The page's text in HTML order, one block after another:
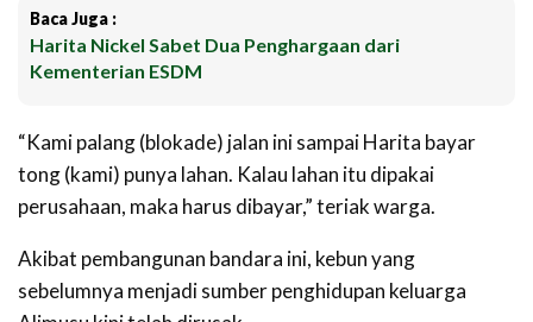
Baca Juga :
Harita Nickel Sabet Dua Penghargaan dari
Kementerian ESDM
“Kami palang (blokade) jalan ini sampai Harita bayar
tong (kami) punya lahan. Kalau lahan itu dipakai
perusahaan, maka harus dibayar,” teriak warga.
Akibat pembangunan bandara ini, kebun yang
sebelumnya menjadi sumber penghidupan keluarga